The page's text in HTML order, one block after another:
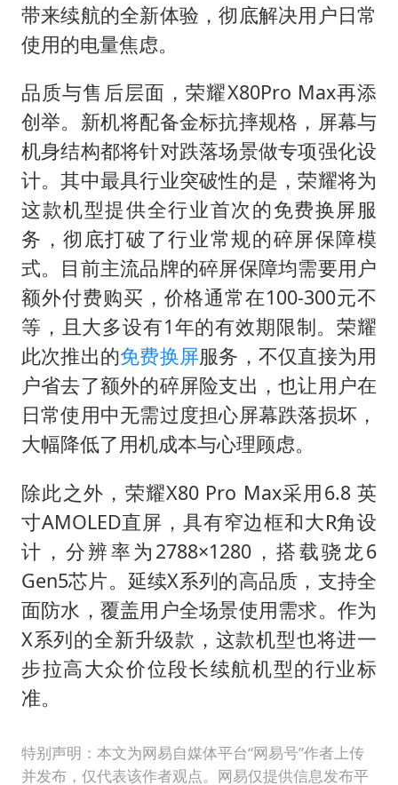
带来续航的全新体验，彻底解决用户日常
使用的电量焦虑。
品质与售后层面，荣耀X80Pro Max再添
创举。新机将配备金标抗摔规格，屏幕与
机身结构都将针对跌落场景做专项强化设
计。其中最具行业突破性的是，荣耀将为
这款机型提供全行业首次的免费换屏服
务，彻底打破了行业常规的碎屏保障模
式。目前主流品牌的碎屏保障均需要用户
额外付费购买，价格通常在100-300元不
等，且大多设有1年的有效期限制。荣耀
此次推出的免费换屏服务，不仅直接为用
户省去了额外的碎屏险支出，也让用户在
日常使用中无需过度担心屏幕跌落损坏，
大幅降低了用机成本与心理顾虑。
除此之外，荣耀X80 Pro Max采用6.8 英
寸AMOLED直屏，具有窄边框和大R角设
计，分辨率为2788×1280，搭载骁龙6
Gen5芯片。延续X系列的高品质，支持全
面防水，覆盖用户全场景使用需求。作为
X系列的全新升级款，这款机型也将进一
步拉高大众价位段长续航机型的行业标
准。
特别声明：本文为网易自媒体平台“网易号”作者上传
并发布，仅代表该作者观点。网易仅提供信息发布平